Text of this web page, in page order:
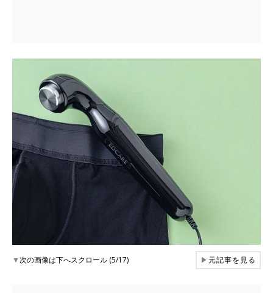
▼次の画像は下へスクロール (5/17) ▶元記事を見る